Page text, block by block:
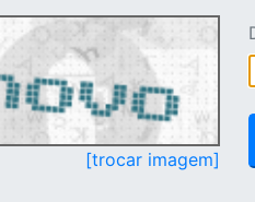
[trocar imagem]